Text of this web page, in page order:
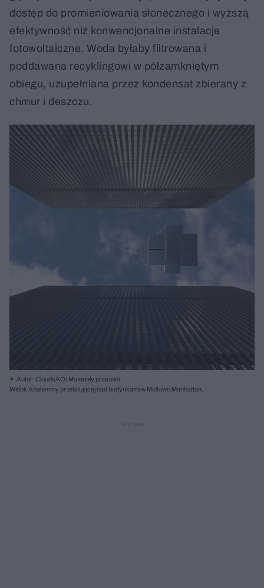
dostęp do promieniowania słonecznego i wyższą
efektywność niż konwencjonalne instalacje
fotowoltaiczne. Woda byłaby filtrowana i
poddawana recyklingowi w półzamkniętym
obiegu, uzupełniana przez kondensat zbierany z
chmur i deszczu.
Autor: CloudsAO/ Materiały prasowe
Widok Analemmy przelatującej nad budynkami w Midtown Manhattan.